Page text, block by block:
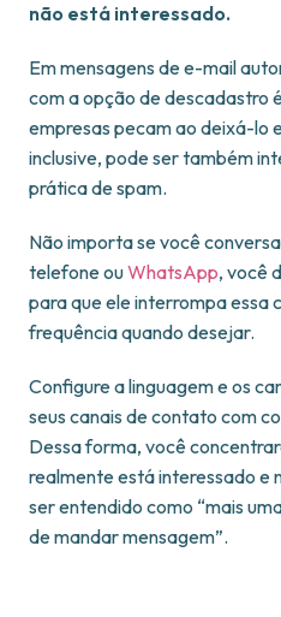
não está interessado.
Em mensagens de e-mail
com a opção de descadastro
empresas pecam ao deixá-lo
inclusive, pode ser também
prática de spam.
Não importa se você
telefone ouWhatsApp, você
para que ele interrompa essa
frequência quando desejar.
Configure a linguagem e os
seus canais de contato com
Dessa forma, você
realmente está interessado e
ser entendido como “mais
de mandar mensagem”.